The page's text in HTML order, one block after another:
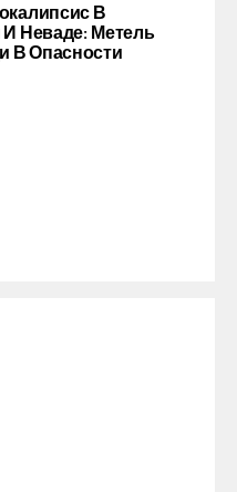
В
Неваде: Метель
В Опасности